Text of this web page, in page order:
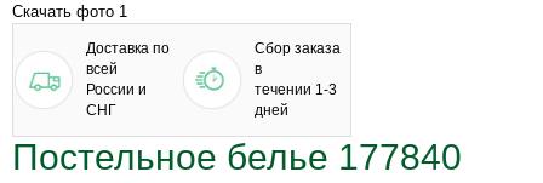
Скачать фото 1
Доставка по
всей
России и
СНГ
Сбор заказа
в
течении 1-3
дней
Постельное белье 177840